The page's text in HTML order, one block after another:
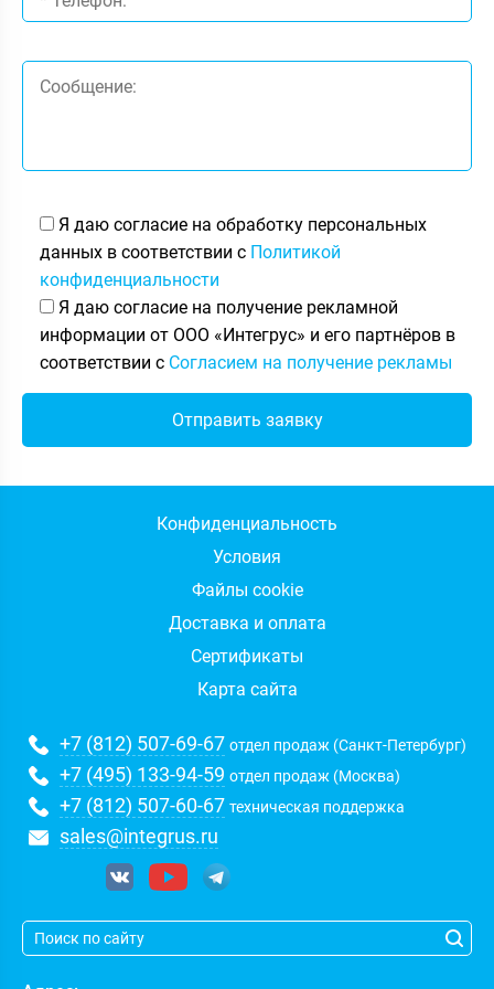
Я даю согласие на обработку персональных
данных в соответствии с Политикой
конфиденциальности
Я даю согласие на получение рекламной
информации от ООО «Интегрус» и его партнёров в
соответствии с Согласием на получение рекламы
Конфиденциальность
Условия
Файлы cookie
Доставка и оплата
Сертификаты
Карта сайта
+7 (812) 507-69-67 отдел продаж (Санкт-Петербург)
+7 (495) 133-94-59 отдел продаж (Москва)
+7 (812) 507-60-67 техническая поддержка
sales@integrus.ru